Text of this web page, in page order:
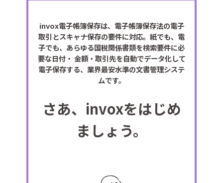
invox電子帳簿保存は、電子帳簿保存法の電子
取引とスキャナ保存の要件に対応。紙でも、電
子でも、あらゆる国税関係書類を検索要件に必
要な日付・ 金額・取引先を自動でデータ化して
電子保存する、業界最安水準の文書管理システ
ムです。
さあ、invoxをはじめ
ましょう。